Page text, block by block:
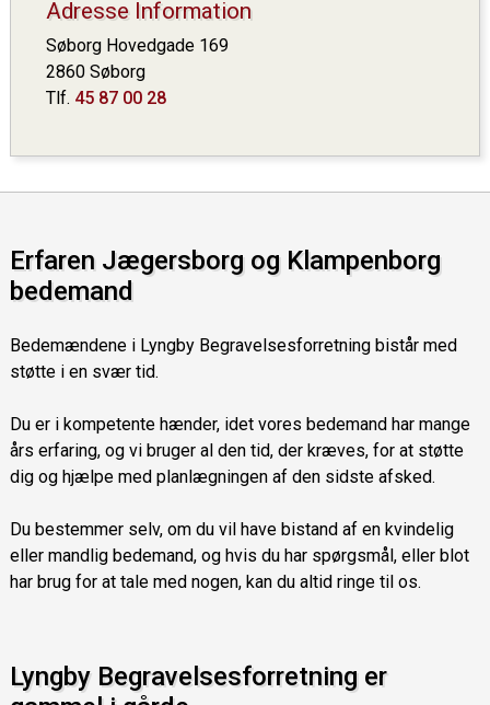
Adresse Information
Søborg Hovedgade 169
2860 Søborg
Tlf. 45 87 00 28
Erfaren Jægersborg og Klampenborg
bedemand
Bedemændene i Lyngby Begravelsesforretning bistår med
støtte i en svær tid.
Du er i kompetente hænder, idet vores bedemand har mange
års erfaring, og vi bruger al den tid, der kræves, for at støtte
dig og hjælpe med planlægningen af den sidste afsked.
Du bestemmer selv, om du vil have bistand af en kvindelig
eller mandlig bedemand, og hvis du har spørgsmål, eller blot
har brug for at tale med nogen, kan du altid ringe til os.
Lyngby Begravelsesforretning er